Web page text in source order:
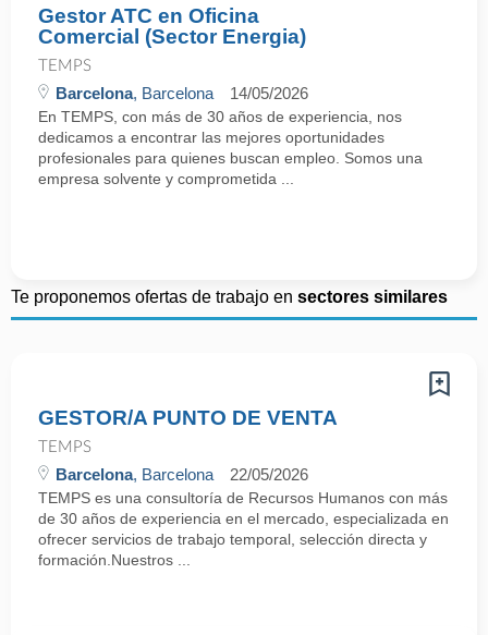
Gestor ATC en Oficina
Comercial (Sector Energia)
TEMPS
Barcelona, Barcelona 14/05/2026
En TEMPS, con más de 30 años de experiencia, nos
dedicamos a encontrar las mejores oportunidades
profesionales para quienes buscan empleo. Somos una
empresa solvente y comprometida ...
Te proponemos ofertas de trabajo en sectores similares
GESTOR/A PUNTO DE VENTA
TEMPS
Barcelona, Barcelona 22/05/2026
TEMPS es una consultoría de Recursos Humanos con más
de 30 años de experiencia en el mercado, especializada en
ofrecer servicios de trabajo temporal, selección directa y
formación.Nuestros ...